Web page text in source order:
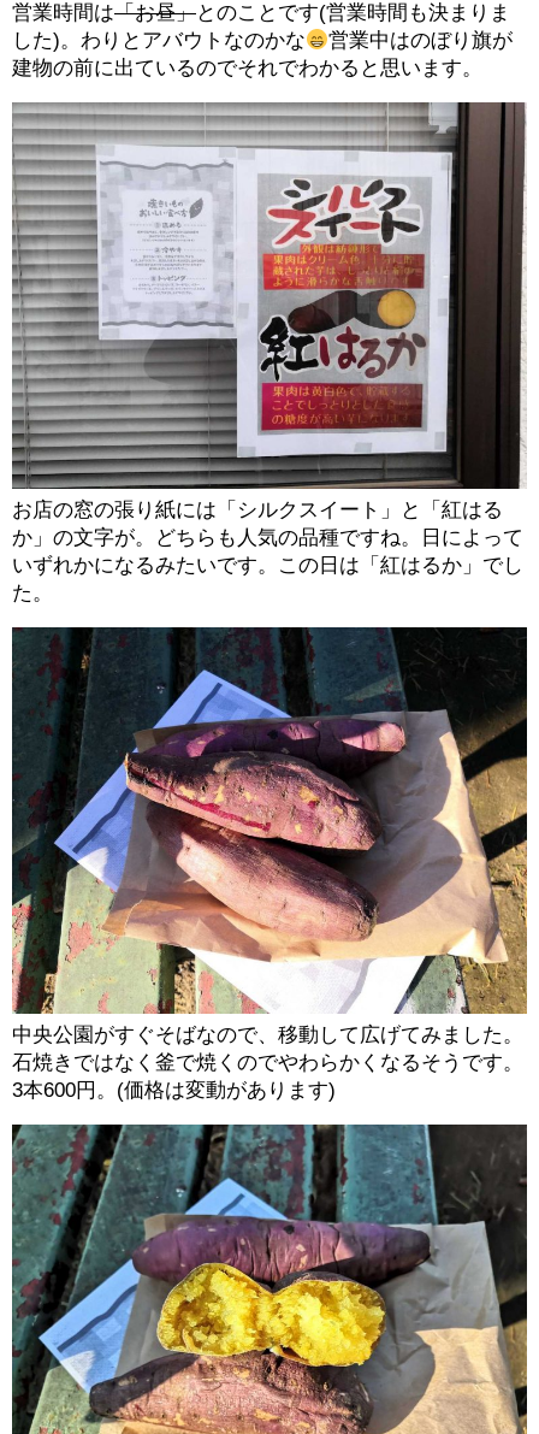
営業時間は「お昼」とのことです(営業時間も決まりま
した)。わりとアバウトなのかな
営業中はのぼり旗が
建物の前に出ているのでそれでわかると思います。
お店の窓の張り紙には「シルクスイート」と「紅はる
か」の文字が。どちらも人気の品種ですね。日によって
いずれかになるみたいです。この日は「紅はるか」でし
た。
中央公園がすぐそばなので、移動して広げてみました。
石焼きではなく釜で焼くのでやわらかくなるそうです。
3本600円。(価格は変動があります)